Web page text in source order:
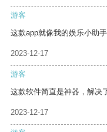
游客
这款app就像我的娱乐小助
2023-12-17
游客
这款软件简直是神器，解决
2023-12-17